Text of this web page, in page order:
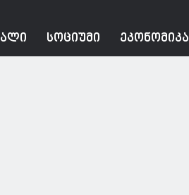
ᲡᲝᲪᲘᲣᲛᲘ ᲔᲙᲝᲜᲝᲛᲘᲙᲐ